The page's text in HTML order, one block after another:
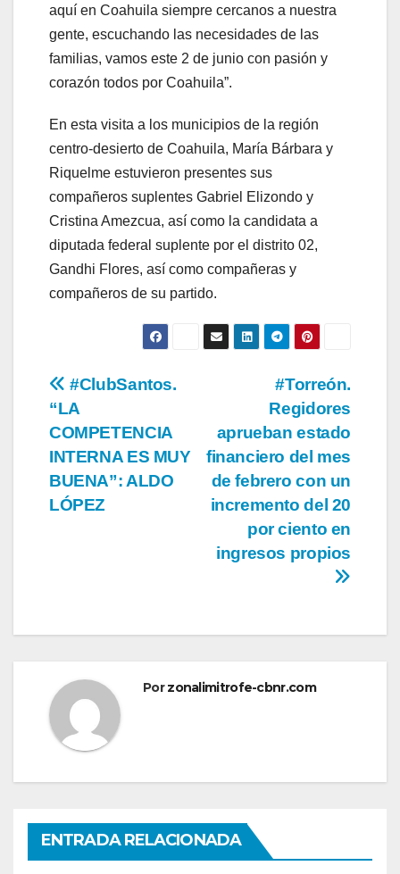
aquí en Coahuila siempre cercanos a nuestra
gente, escuchando las necesidades de las
familias, vamos este 2 de junio con pasión y
corazón todos por Coahuila”.
En esta visita a los municipios de la región
centro-desierto de Coahuila, María Bárbara y
Riquelme estuvieron presentes sus
compañeros suplentes Gabriel Elizondo y
Cristina Amezcua, así como la candidata a
diputada federal suplente por el distrito 02,
Gandhi Flores, así como compañeras y
compañeros de su partido.
Navegación
de
entradas
#Torreón.
Regidores
aprueban estado
financiero del mes
de febrero con un
incremento del 20
por ciento en
ingresos propios
#ClubSantos.
“LA
COMPETENCIA
INTERNA ES MUY
BUENA”: ALDO
LÓPEZ
Porzonalimitrofe-cbnr.com
ENTRADA RELACIONADA